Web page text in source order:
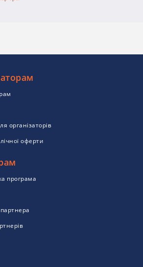
організаторів
оферти
програма